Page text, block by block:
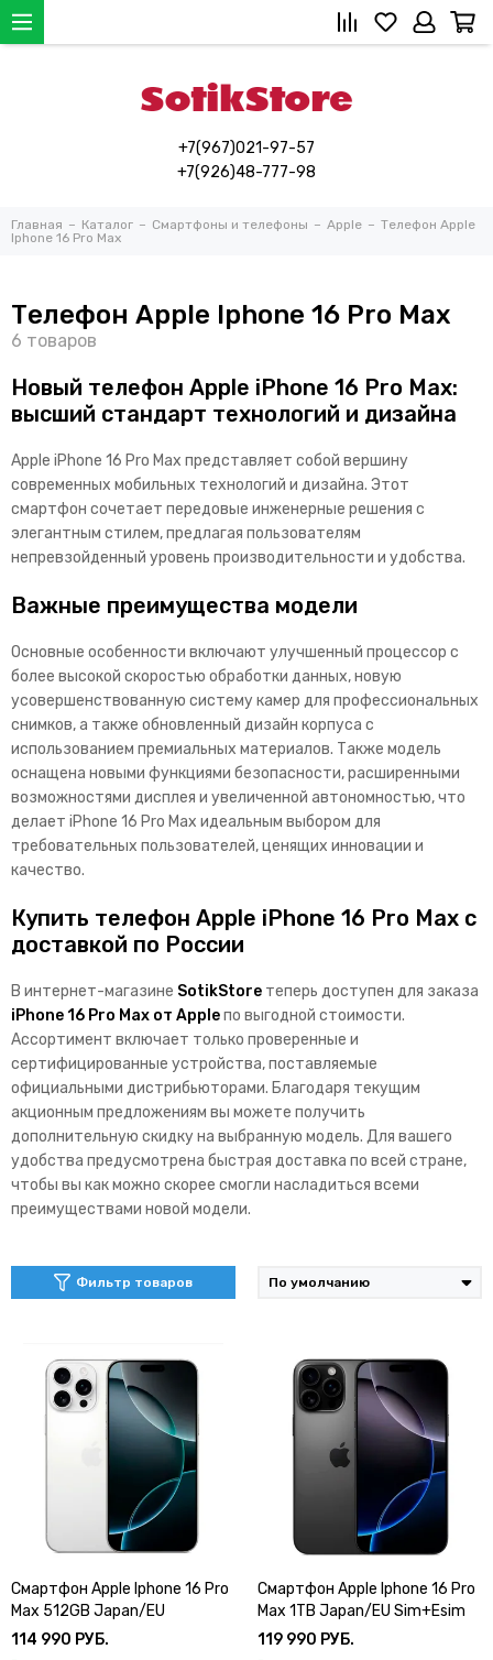
+7(967)021-97-57
+7(926)48-777-98
Главная Каталог Смартфоны и телефоны Apple
Телефон Apple
Iphone 16 Pro Max
Телефон Apple Iphone 16 Pro Max
Новый телефон Apple iPhone 16 Pro Max:
высший стандарт технологий и дизайна
Apple iPhone 16 Pro Max представляет собой вершину
современных мобильных технологий и дизайна. Этот
смартфон сочетает передовые инженерные решения с
элегантным стилем, предлагая пользователям
непревзойденный уровень производительности и удобства.
Важные преимущества модели
Основные особенности включают улучшенный процессор с
более высокой скоростью обработки данных, новую
усовершенствованную систему камер для профессиональных
снимков, а также обновленный дизайн корпуса с
использованием премиальных материалов. Также модель
оснащена новыми функциями безопасности, расширенными
возможностями дисплея и увеличенной автономностью, что
делает iPhone 16 Pro Max идеальным выбором для
требовательных пользователей, ценящих инновации и
качество.
Купить телефон Apple iPhone 16 Pro Max с
доставкой по России
В интернет-магазине SotikStore теперь доступен для заказа
iPhone 16 Pro Max от Appleпо выгодной стоимости.
Ассортимент включает только проверенные и
сертифицированные устройства, поставляемые
официальными дистрибьюторами. Благодаря текущим
акционным предложениям вы можете получить
дополнительную скидку на выбранную модель. Для вашего
удобства предусмотрена быстрая доставка по всей стране,
чтобы вы как можно скорее смогли насладиться всеми
преимуществами новой модели.
Фильтр товаров
Смартфон Apple Iphone 16 Pro
Max 512GB Japan/EU
Sim+Esim
114 990 РУБ.
Смартфон Apple Iphone 16 Pro
Max 1TB Japan/EU Sim+Esim
119 990 РУБ.